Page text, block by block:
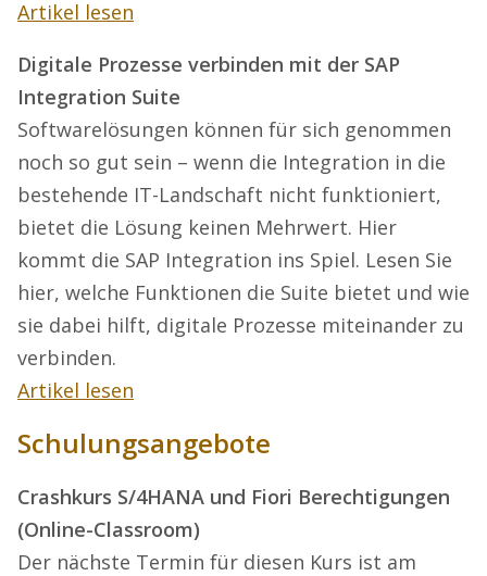
Artikel lesen
Digitale Prozesse verbinden mit der SAP
Integration Suite
Softwarelösungen können für sich genommen
noch so gut sein – wenn die Integration in die
bestehende IT-Landschaft nicht funktioniert,
bietet die Lösung keinen Mehrwert. Hier
kommt die SAP Integration ins Spiel. Lesen Sie
hier, welche Funktionen die Suite bietet und wie
sie dabei hilft, digitale Prozesse miteinander zu
verbinden.
Artikel lesen
Schulungsangebote
Crashkurs S/4HANA und Fiori Berechtigungen
(Online-Classroom)
Der nächste Termin für diesen Kurs ist am